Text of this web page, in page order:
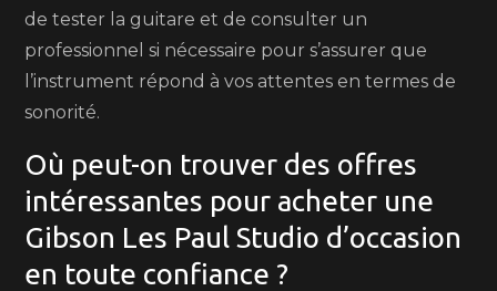
de tester la guitare et de consulter un
professionnel si nécessaire pour s’assurer que
l’instrument répond à vos attentes en termes de
sonorité.
Où peut-on trouver des offres
intéressantes pour acheter une
Gibson Les Paul Studio d’occasion
en toute confiance ?